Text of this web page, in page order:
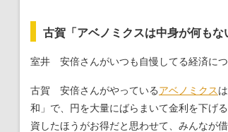
古賀「アベノミクスは中身が何もな
室井 安倍さんがいつも自慢してる経済につ
古賀 安倍さんがやっているアベノミクス
和」で、円を大量にばらまいて金利を下げ
資したほうがお得だと思わせて、みんなが